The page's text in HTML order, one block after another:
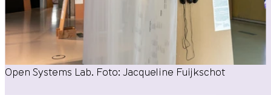
Open Systems Lab. Foto: Jacqueline Fuijkschot